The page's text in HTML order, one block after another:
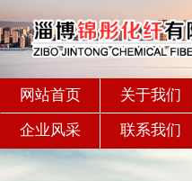
网站首页 关于我们
企业风采 联系我们